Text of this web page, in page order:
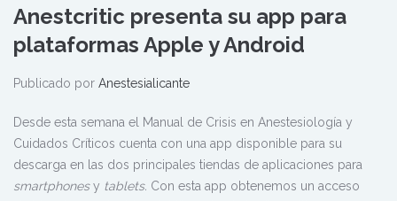
Anestcritic presenta su app para
plataformas Apple y Android
Publicado por Anestesialicante
Desde esta semana el Manual de Crisis en Anestesiología y
Cuidados Críticos cuenta con una app disponible para su
descarga en las dos principales tiendas de aplicaciones para
smartphonesy tablets. Con esta app obtenemos un acceso